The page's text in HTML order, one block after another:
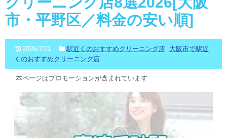
市・平野区／料金の安い順]
2026/7/21 駅近くのおすすめクリーニング店, 大阪市で駅近
くのおすすめクリーニング店
本ページはプロモーションが含まれています